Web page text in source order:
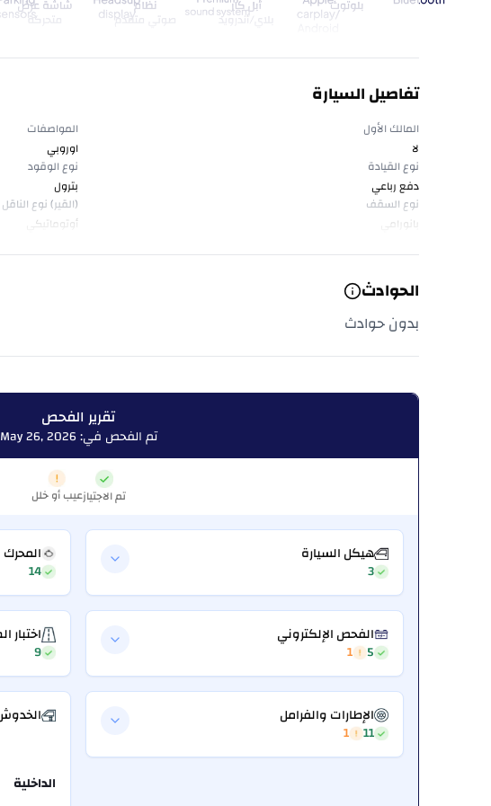
تفاصيل السيارة
المالك الأول
لا
المواصفات
اوروبي
نوع القيادة
دفع رباعي
نوع الوقود
بترول
نوع السقف
بانورامي
(القير) نوع الناقل
أوتوماتيكي
الحوادث
بدون حوادث
تقرير الفحص
تم الفحص في: May 26, 2026
تم الاجتيازعيب أو خلل
هيكل السيارة
3
14
الفحص الإلكتروني
5
1
اختبار
9
الإطارات والفرامل
11
1
الداخلية